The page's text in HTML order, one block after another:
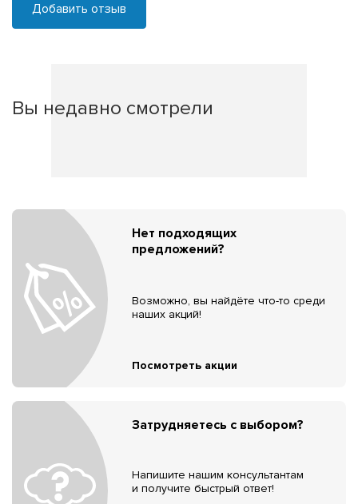
Добавить отзыв
Вы недавно смотрели
Нет подходящих
предложений?
Возможно, вы найдёте что-то среди
наших акций!
Посмотреть акции
Затрудняетесь с выбором?
Напишите нашим консультантам
и получите быстрый ответ!